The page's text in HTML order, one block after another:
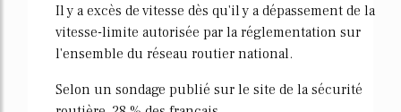
Il y a excès de vitesse dès qu'il y a dépassement de la
vitesse-limite autorisée par la réglementation sur
l'ensemble du réseau routier national.
Selon un sondage publié sur le site de la sécurité